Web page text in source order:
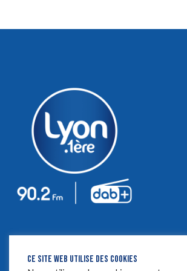
CE SITE WEB UTILISE DES COOKIES